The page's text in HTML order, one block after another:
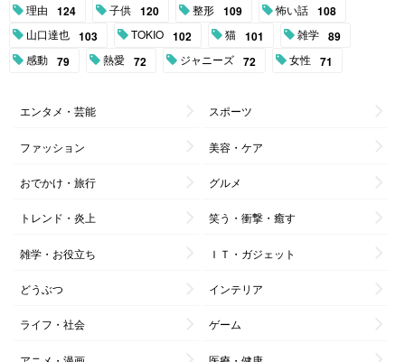
理由 124 子供 120 整形 109 怖い話 108
山口達也 103 TOKIO 102 猫 101 雑学 89
感動 79 熱愛 72 ジャニーズ 72 女性 71
エンタメ・芸能 スポーツ
ファッション 美容・ケア
おでかけ・旅行 グルメ
トレンド・炎上 笑う・衝撃・癒す
雑学・お役立ち ＩＴ・ガジェット
どうぶつ インテリア
ライフ・社会 ゲーム